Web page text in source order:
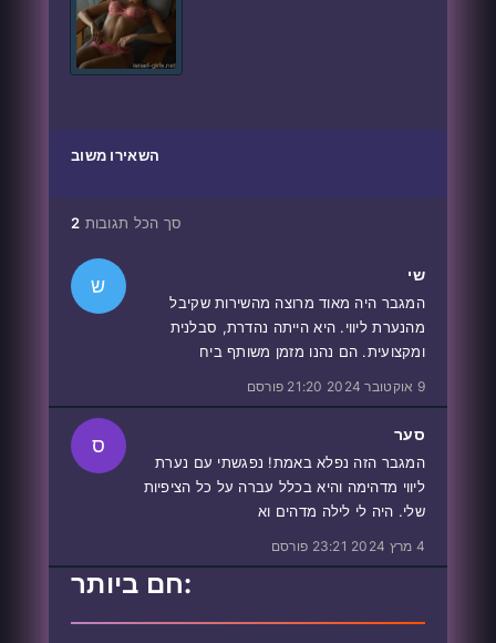
השאירו משוב
סך הכל תגובות 2
ש שי
המגבר היה מאוד מרוצה מהשירות שקיבל
מהנערת ליווי. היא הייתה נהדרת, סבלנית
ומקצועית. הם נהנו מזמן משותף ביח
9 אוקטובר 2024 21:20 פורסם
ס סער
המגבר הזה נפלא באמת! נפגשתי עם נערת
ליווי מדהימה והיא בכלל עברה על כל הציפיות
שלי. היה לי לילה מדהים וא
4 מרץ 2024 23:21 פורסם
חם ביותר: